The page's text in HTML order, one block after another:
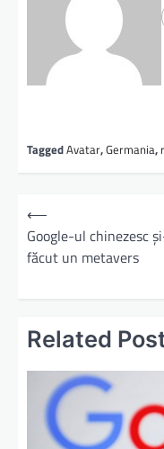
TaggedAvatar,Germania,
⟵
Google-ul chinezesc
făcut un metavers
Related